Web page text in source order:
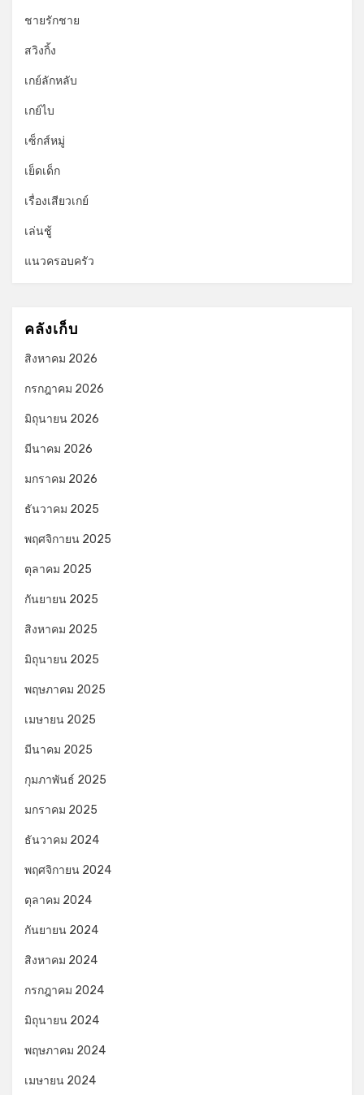
ชายรักชาย
สวิงกิ้ง
เกย์ลักหลับ
เกย์ไบ
เซ็กส์หมู่
เย็ดเด็ก
เรื่องเสียวเกย์
เล่นชู้
แนวครอบครัว
คลังเก็บ
สิงหาคม 2026
กรกฎาคม 2026
มิถุนายน 2026
มีนาคม 2026
มกราคม 2026
ธันวาคม 2025
พฤศจิกายน 2025
ตุลาคม 2025
กันยายน 2025
สิงหาคม 2025
มิถุนายน 2025
พฤษภาคม 2025
เมษายน 2025
มีนาคม 2025
กุมภาพันธ์ 2025
มกราคม 2025
ธันวาคม 2024
พฤศจิกายน 2024
ตุลาคม 2024
กันยายน 2024
สิงหาคม 2024
กรกฎาคม 2024
มิถุนายน 2024
พฤษภาคม 2024
เมษายน 2024